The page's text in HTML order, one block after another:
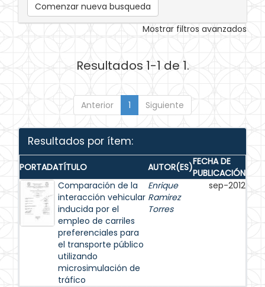
Comenzar nueva busqueda
Mostrar filtros avanzados
Resultados 1-1 de 1.
Anterior 1 Siguiente
Resultados por ítem:
PORTADATÍTULO AUTOR(ES)FECHA DE
PUBLICACIÓN
Comparación de la
interacción vehicular
inducida por el
empleo de carriles
preferenciales para
el transporte público
utilizando
microsimulación de
tráfico
Enrique
Ramirez
Torres
sep-2012